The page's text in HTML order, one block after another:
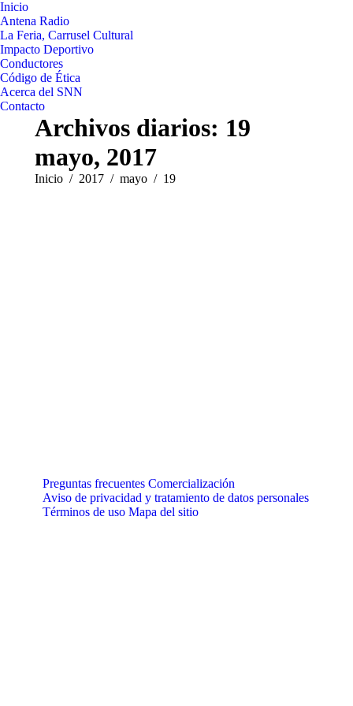
Inicio
Antena Radio
La Feria, Carrusel Cultural
Impacto Deportivo
Conductores
Código de Ética
Acerca del SNN
Contacto
Archivos diarios: 19
mayo, 2017
Estás aquí:
Inicio 2017 mayo 19
Preguntas frecuentes Comercialización
Aviso de privacidad y tratamiento de datos personales
Términos de uso Mapa del sitio